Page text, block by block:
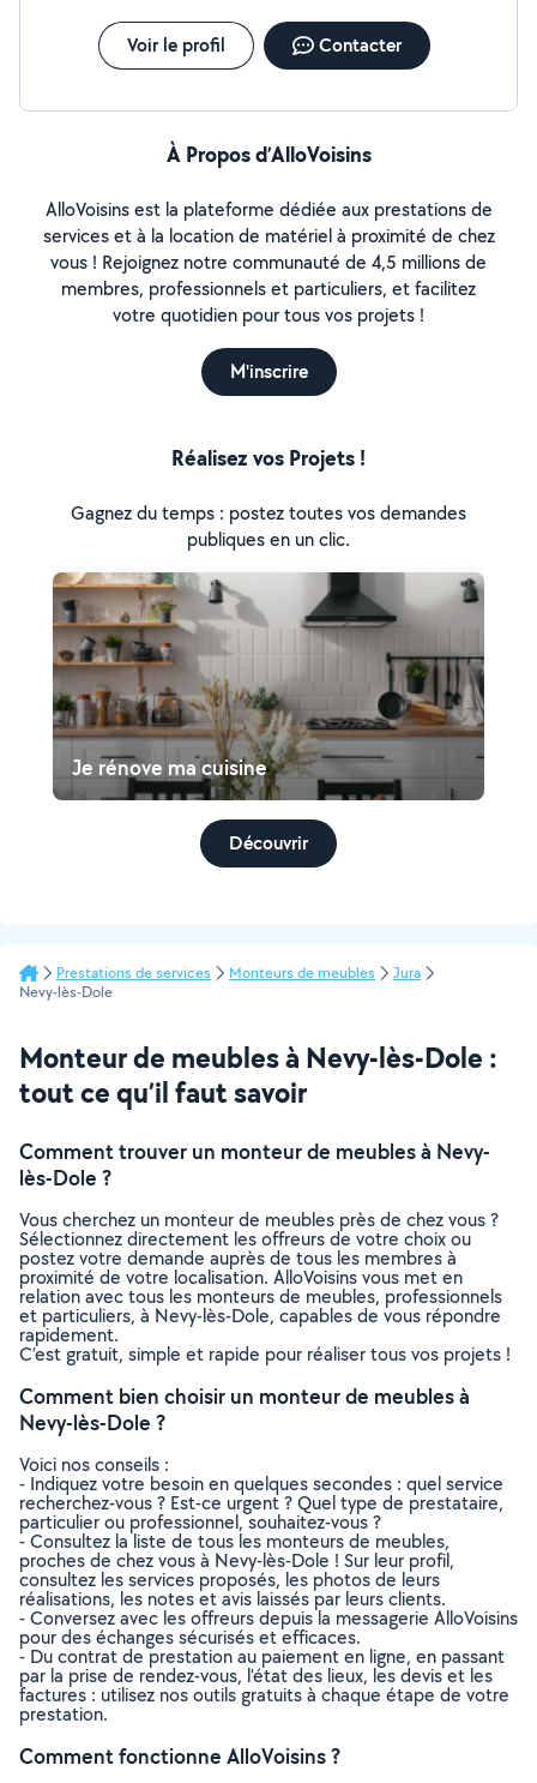
Voir le profil Contacter
À Propos d’AlloVoisins
AlloVoisins est la plateforme dédiée aux prestations de
services et à la location de matériel à proximité de chez
vous ! Rejoignez notre communauté de 4,5 millions de
membres, professionnels et particuliers, et facilitez
votre quotidien pour tous vos projets !
M'inscrire
Réalisez vos Projets !
Gagnez du temps : postez toutes vos demandes
publiques en un clic.
Je rénove ma cuisine
Découvrir
Prestations de services Monteurs de meubles
Jura
Nevy-lès-Dole
Monteur de meubles à Nevy-lès-Dole :
tout ce qu’il faut savoir
Comment trouver un monteur de meubles à Nevy-
lès-Dole ?
Vous cherchez un monteur de meubles près de chez vous ?
Sélectionnez directement les offreurs de votre choix ou
postez votre demande auprès de tous les membres à
proximité de votre localisation. AlloVoisins vous met en
relation avec tous les monteurs de meubles, professionnels
et particuliers, à Nevy-lès-Dole, capables de vous répondre
rapidement.
C’est gratuit, simple et rapide pour réaliser tous vos projets !
Comment bien choisir un monteur de meubles à
Nevy-lès-Dole ?
Voici nos conseils :
- Indiquez votre besoin en quelques secondes : quel service
recherchez-vous ? Est-ce urgent ? Quel type de prestataire,
particulier ou professionnel, souhaitez-vous ?
- Consultez la liste de tous les monteurs de meubles,
proches de chez vous à Nevy-lès-Dole ! Sur leur profil,
consultez les services proposés, les photos de leurs
réalisations, les notes et avis laissés par leurs clients.
- Conversez avec les offreurs depuis la messagerie AlloVoisins
pour des échanges sécurisés et efficaces.
- Du contrat de prestation au paiement en ligne, en passant
par la prise de rendez-vous, l’état des lieux, les devis et les
factures : utilisez nos outils gratuits à chaque étape de votre
prestation.
Comment fonctionne AlloVoisins ?